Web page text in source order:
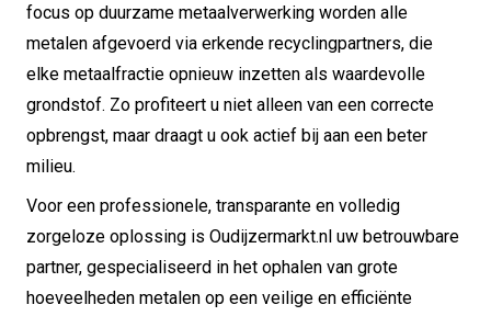
focus op duurzame metaalverwerking worden alle
metalen afgevoerd via erkende recyclingpartners, die
elke metaalfractie opnieuw inzetten als waardevolle
grondstof. Zo profiteert u niet alleen van een correcte
opbrengst, maar draagt u ook actief bij aan een beter
milieu.
Voor een professionele, transparante en volledig
zorgeloze oplossing is Oudijzermarkt.nl uw betrouwbare
partner, gespecialiseerd in het ophalen van grote
hoeveelheden metalen op een veilige en efficiënte